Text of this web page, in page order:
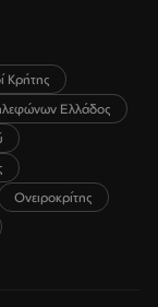
Κρήτης
Ελλάδος
Ονειροκρίτης